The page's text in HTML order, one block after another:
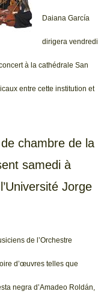
Daiana García
dirigera vendredi
à la cathédrale San
entre cette institution et
chambre de la
samedi à
Jorge
de l’Orchestre
d’œuvres telles que
negra d’Amadeo Roldán,